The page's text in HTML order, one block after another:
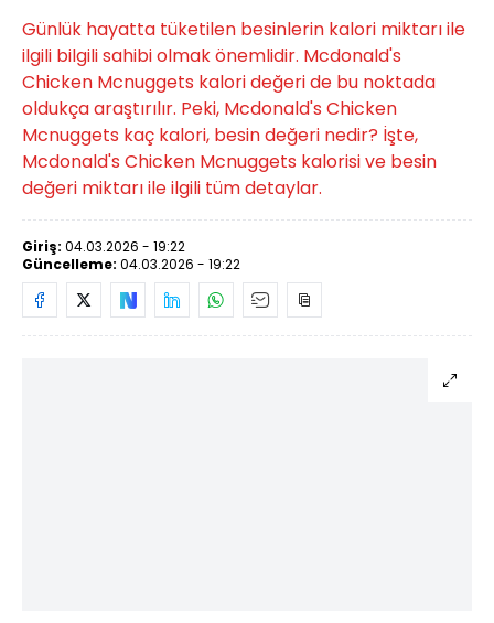
Günlük hayatta tüketilen besinlerin kalori miktarı ile
ilgili bilgili sahibi olmak önemlidir. Mcdonald's
Chicken Mcnuggets kalori değeri de bu noktada
oldukça araştırılır. Peki, Mcdonald's Chicken
Mcnuggets kaç kalori, besin değeri nedir? İşte,
Mcdonald's Chicken Mcnuggets kalorisi ve besin
değeri miktarı ile ilgili tüm detaylar.
Giriş: 04.03.2026 - 19:22
Güncelleme: 04.03.2026 - 19:22